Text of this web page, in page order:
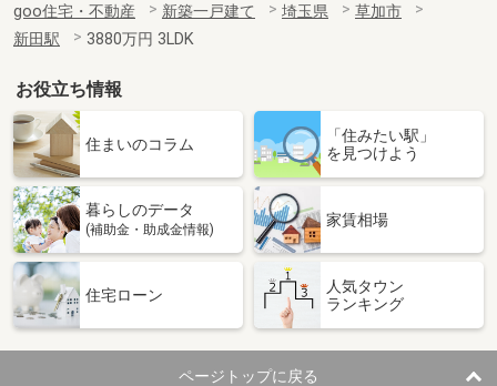
goo住宅・不動産 新築一戸建て 埼玉県
草加市
新田駅
3880万円 3LDK
お役立ち情報
住まいのコラム
「住みたい駅」
を見つけよう
暮らしのデータ
(補助金・助成金情報)
家賃相場
住宅ローン
人気タウン
ランキング
ページトップに戻る